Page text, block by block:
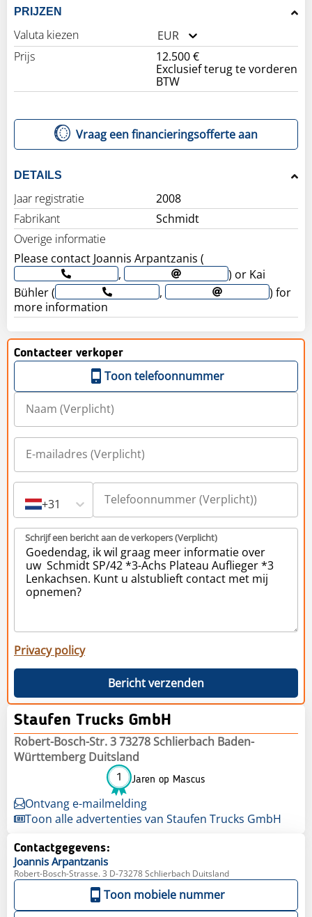
PRIJZEN
Valuta kiezen
EUR
Prijs
12.500 €
Exclusief terug te vorderen
BTW
Vraag een financieringsofferte aan
DETAILS
Jaar registratie
2008
Fabrikant
Schmidt
Overige informatie
Please contact Joannis Arpantzanis (
,
) or Kai
Bühler (
,
) for
more information
Contacteer verkoper
Toon telefoonnummer
+31
Schrijf een bericht aan de verkopers (Verplicht)
Privacy policy
Bericht verzenden
Staufen Trucks GmbH
Robert-Bosch-Str. 3 73278 Schlierbach Baden-
Württemberg Duitsland
1 Jaren op Mascus
Ontvang e-mailmelding
Toon alle advertenties van Staufen Trucks GmbH
Contactgegevens:
Joannis Arpantzanis
Robert-Bosch-Strasse. 3 D-73278 Schlierbach Duitsland
Toon mobiele nummer